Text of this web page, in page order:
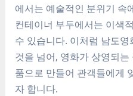
에서는 예술적인 분위기 속
컨테이너 부두에서는 이색
수 있습니다. 이처럼 남도
것을 넘어, 영화가 상영되
품으로 만들어 관객들에게
자 합니다.